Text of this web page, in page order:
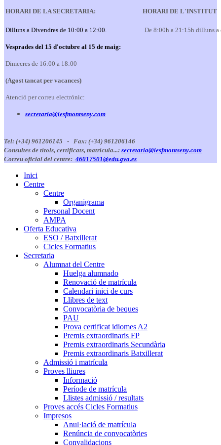
HORARI DE LA SECRETARIA: HORARI DE L'INSTITUT
Dilluns a Divendres de 10:00 a 12:00.
Vesprades del 15 d'octubre al 15 de maig:
Dimecres de 16:00 a 18:00
(Agost tancat per vacances)
Atenció per correu electrónic:
secretaria@iesfmontseny.com
De 8:00h a 21:15h dilluns a
Tel: (+34) 961206145 - Fax: (+34) 961206146
Consultes de títols, certificats, matrícula...: secretaria@iesfmontseny.com
Correu oficial del centre: 46017501@edu.gva.es
Inici
Centre
Centre
Organigrama
Personal Docent
AMPA
Oferta Educativa
ESO / Batxillerat
Cicles Formatius
Secretaria
Alumnat del Centre
Huelga alumnado
Renovació de matrícula
Calendari inici de curs
Llibres de text
Convocatòria de beques
PAU
Prova certificat idiomes A2
Premis extraordinaris FP
Premis extraordinaris Secundària
Premis extraordinaris Batxillerat
Admissió i matrícula
Proves lliures
Informació
Període de matrícula
Llistes admissió / resultats
Proves accés Cicles Formatius
Impresos
Anul·lació de matrícula
Renúncia de convocatòries
Convalidacions